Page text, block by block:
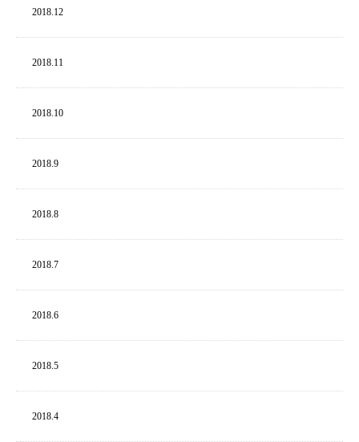
2018. 12
2018. 11
2018. 10
2018. 9
2018. 8
2018. 7
2018. 6
2018. 5
2018. 4